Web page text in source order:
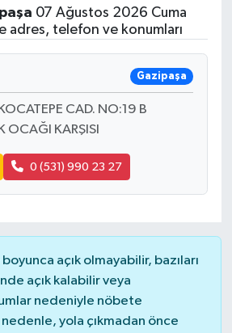
07 Ağustos 2026 Cuma
adres, telefon ve konumları
Gazipaşa
CAD. NO:19 B
OCAĞI KARŞISI
0 (531) 990 23 27
açık olmayabilir, bazıları
açık kalabilir veya
nedeniyle nöbete
yola çıkmadan önce